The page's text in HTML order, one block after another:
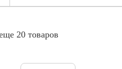
20 товаров